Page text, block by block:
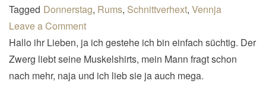
Tagged Donnerstag, Rums, Schnittverhext, Vennja
Leave a Comment
Hallo ihr Lieben, ja ich gestehe ich bin einfach süchtig. Der
Zwerg liebt seine Muskelshirts, mein Mann fragt schon
nach mehr, naja und ich lieb sie ja auch mega.